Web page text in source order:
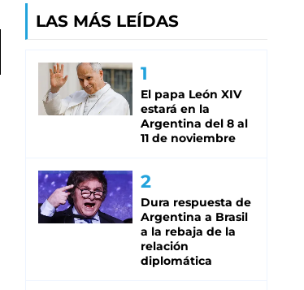
LAS MÁS LEÍDAS
El papa León XIV
estará en la
Argentina del 8 al
11 de noviembre
Dura respuesta de
Argentina a Brasil
a la rebaja de la
relación
diplomática